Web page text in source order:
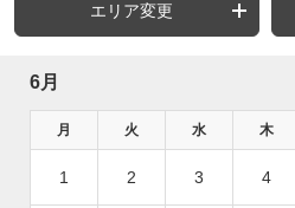
エリア変更
6月
月 火 水 木
1 2 3 4